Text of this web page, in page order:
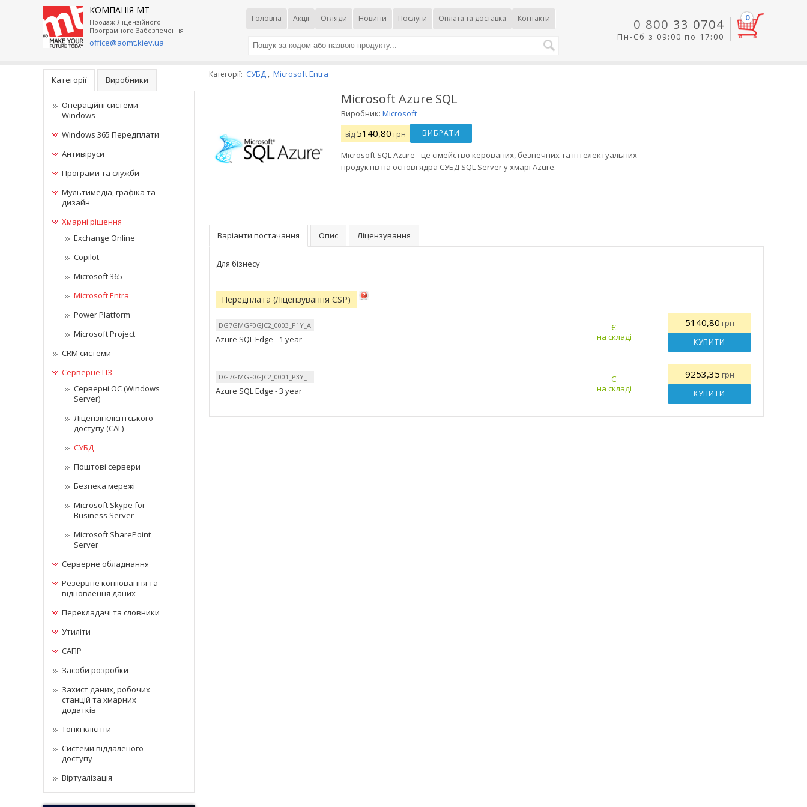
КОМПАНІЯ МТ
Продаж Ліцензійного
Програмного Забезпечення
office@aomt.kiev.ua
Головна Акції Огляди Новини Послуги Оплата та доставка Контакти 0
0 800 33 0704
Пн-Сб з 09:00 по 17:00
Категорії Виробники
Операційні системи
Windows
Windows 365 Передплати
Антивіруси
Програми та служби
Мультимедіа, графіка та
дизайн
Хмарні рішення
Exchange Online
Copilot
Microsoft 365
Microsoft Entra
Power Platform
Microsoft Project
CRM системи
Серверне ПЗ
Серверні ОС (Windows
Server)
Ліцензії клієнтського
доступу (CAL)
СУБД
Поштові сервери
Безпека мережі
Microsoft Skype for
Business Server
Microsoft SharePoint
Server
Серверне обладнання
Резервне копіювання та
відновлення даних
Перекладачі та словники
Утиліти
САПР
Засоби розробки
Захист даних, робочих
станцій та хмарних
додатків
Тонкі клієнти
Системи віддаленого
доступу
Віртуалізація
Категорії: СУБД , Microsoft Entra
Microsoft Azure SQL
Виробник: Microsoft
від 5140,80 грн ВИБРАТИ
Microsoft SQL Azure - це сімейство керованих, безпечних та інтелектуальних
продуктів на основі ядра СУБД SQL Server у хмарі Azure.
Варіанти постачання Опис Ліцензування
Для бізнесу
Передплата (Ліцензування CSP)
DG7GMGF0GJC2_0003_P1Y_A
Azure SQL Edge - 1 year
Є
на складі
5140,80 грн
КУПИТИ
DG7GMGF0GJC2_0001_P3Y_T
Azure SQL Edge - 3 year
Є
на складі
9253,35 грн
КУПИТИ